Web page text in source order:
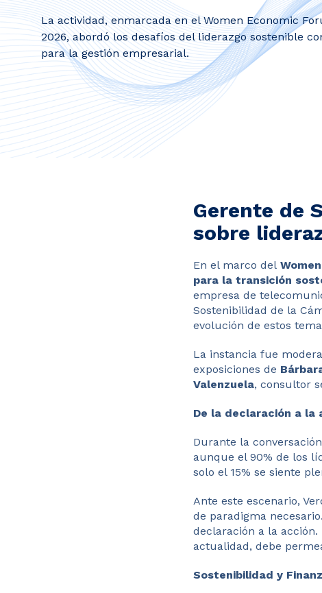
La actividad, enmarcada en el Women Economic
2026, abordó los desafíos del liderazgo sostenible
para la gestión empresarial.
Gerente de
sobre
En el marco del
para la transición
empresa de
Sostenibilidad de la
evolución de estos
La instancia fue
exposiciones de
Valenzuela, consultor
De la declaración a la
Durante la
aunque el 90% de los
solo el 15% se siente
Ante este escenario,
de paradigma
declaración a la
actualidad, debe
Sostenibilidad y